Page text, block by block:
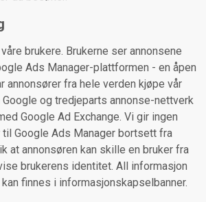
brukere. Brukerne ser annonsene
Ads Manager-plattformen - en åpen
annonsører fra hele verden kjøpe vår
og tredjeparts annonse-nettverk
Google Ad Exchange. Vi gir ingen
Google Ads Manager bortsett fra
at annonsøren kan skille en bruker fra
brukerens identitet. All informasjon
finnes i informasjonskapselbanner.